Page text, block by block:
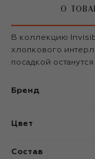
О
В коллекцию
хлопкового
посадкой
Бренд
Цвет
Состав